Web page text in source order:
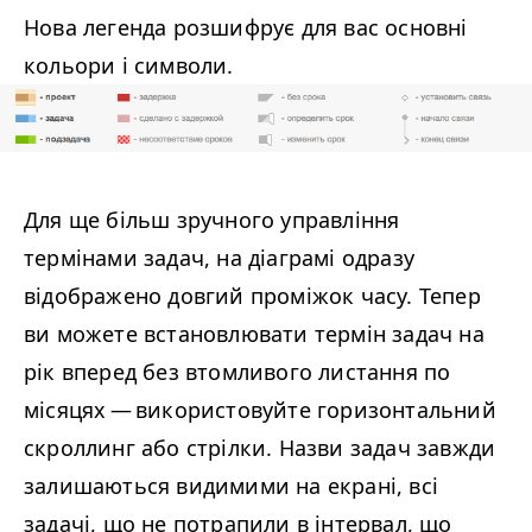
Нова легенда розшифрує для вас основні
кольори і символи.
Для ще більш зручного управління
термінами задач, на діаграмі одразу
відображено довгий проміжок часу. Тепер
ви можете встановлювати термін задач на
рік вперед без втомливого листання по
місяцях — використовуйте горизонтальний
скроллинг або стрілки. Назви задач завжди
залишаються видимими на екрані, всі
задачі, що не потрапили в інтервал, що